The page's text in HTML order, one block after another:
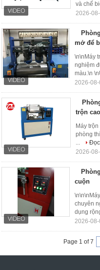
và chế
2026-
mở để
\n\nMáy
nghiệm
màu.\n
2026-
trộn
Máy
phòng
...
2026-
cuộn
chuyên
dụng
2026-
Page 1 of 7